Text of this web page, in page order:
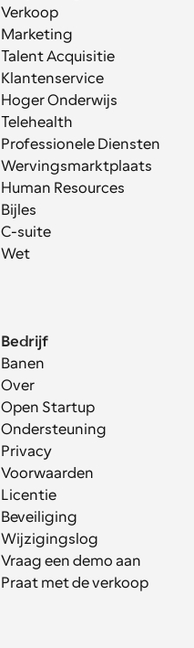
Verkoop
Marketing
Talent Acquisitie
Klantenservice
Hoger Onderwijs
Telehealth
Professionele Diensten
Wervingsmarktplaats
Human Resources
Bijles
C-suite
Wet
Bedrijf
Banen
Over
Open Startup
Ondersteuning
Privacy
Voorwaarden
Licentie
Beveiliging
Wijzigingslog
Vraag een demo aan
Praat met de verkoop